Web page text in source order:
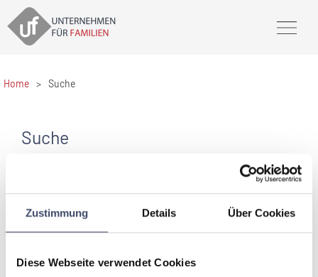
Zustimmung Details Über Cookies
Diese Webseite verwendet Cookies
Home > Suche
Suche
SUCHEN